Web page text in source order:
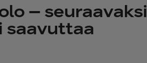
– seuraavaksi
saavuttaa